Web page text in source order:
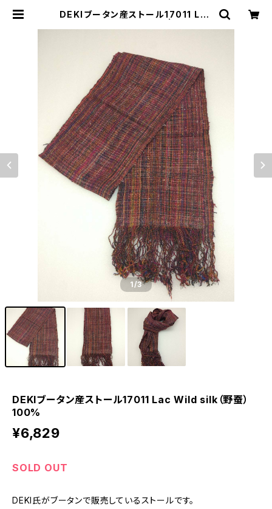
DEKIブータン産ストール17011 Lac
1/3
DEKIブータン産ストール17011 Lac Wild silk（野蚕）
100%
¥6,829
SOLD OUT
DEKI氏がブータンで販売しているストールです。